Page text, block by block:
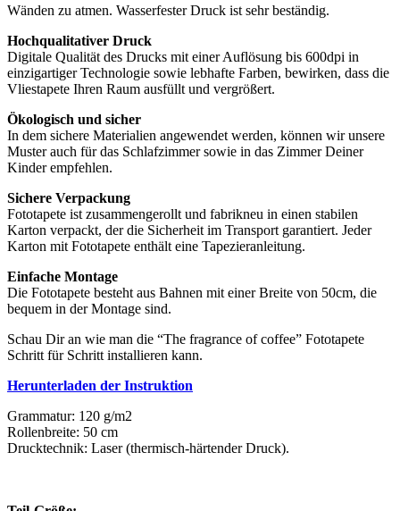
Wänden zu atmen. Wasserfester Druck ist sehr beständig.
Hochqualitativer Druck
Digitale Qualität des Drucks mit einer Auflösung bis 600dpi in
einzigartiger Technologie sowie lebhafte Farben, bewirken, dass die
Vliestapete Ihren Raum ausfüllt und vergrößert.
Ökologisch und sicher
In dem sichere Materialien angewendet werden, können wir unsere
Muster auch für das Schlafzimmer sowie in das Zimmer Deiner
Kinder empfehlen.
Sichere Verpackung
Fototapete ist zusammengerollt und fabrikneu in einen stabilen
Karton verpackt, der die Sicherheit im Transport garantiert. Jeder
Karton mit Fototapete enthält eine Tapezieranleitung.
Einfache Montage
Die Fototapete besteht aus Bahnen mit einer Breite von 50cm, die
bequem in der Montage sind.
Schau Dir an wie man die “The fragrance of coffee” Fototapete
Schritt für Schritt installieren kann.
Herunterladen der Instruktion
Grammatur: 120 g/m2
Rollenbreite: 50 cm
Drucktechnik: Laser (thermisch-härtender Druck).